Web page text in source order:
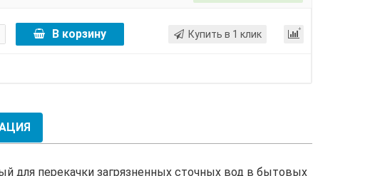
В корзину Купить в 1 клик
для перекачки загрязненных сточных вод в бытовых